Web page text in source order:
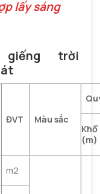
lấy sáng
trời
ĐVT Màu sắc
Khổ
(m)
m2